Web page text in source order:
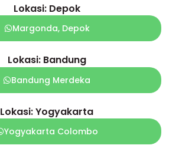
Lokasi: Depok
Margonda, Depok
Lokasi: Bandung
Bandung Merdeka
Lokasi: Yogyakarta
Yogyakarta Colombo